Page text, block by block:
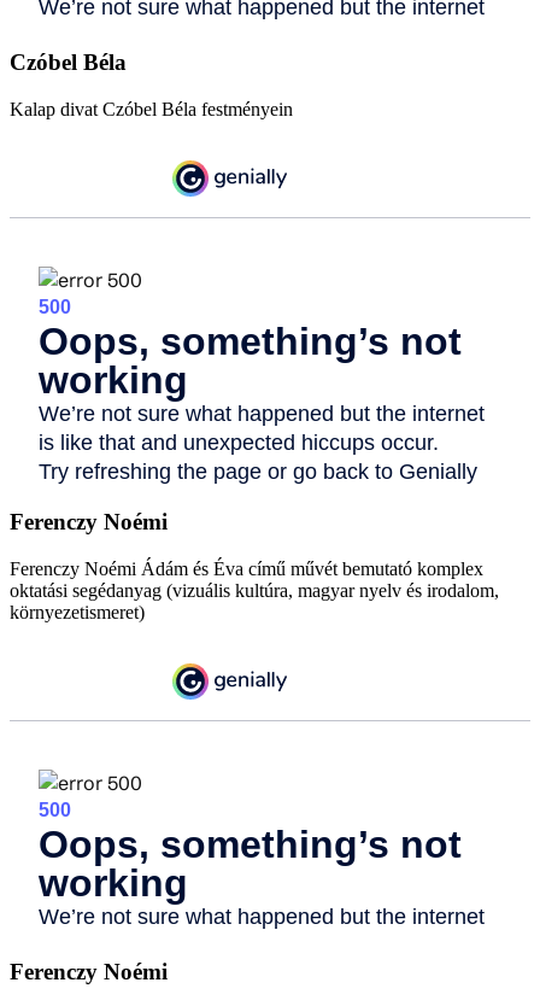
Czóbel Béla
Kalap divat Czóbel Béla festményein
Ferenczy Noémi
Ferenczy Noémi Ádám és Éva című művét bemutató komplex
oktatási segédanyag (vizuális kultúra, magyar nyelv és irodalom,
környezetismeret)
Ferenczy Noémi